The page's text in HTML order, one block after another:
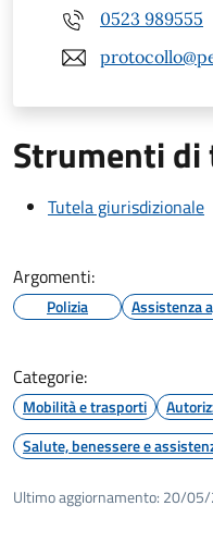
0523 989555
Strumenti
Tutela giurisdizionale
Argomenti:
Polizia Assistenza
Categorie:
Mobilità e trasporti
Salute, benessere e
Ultimo aggiornamento: 20/05/